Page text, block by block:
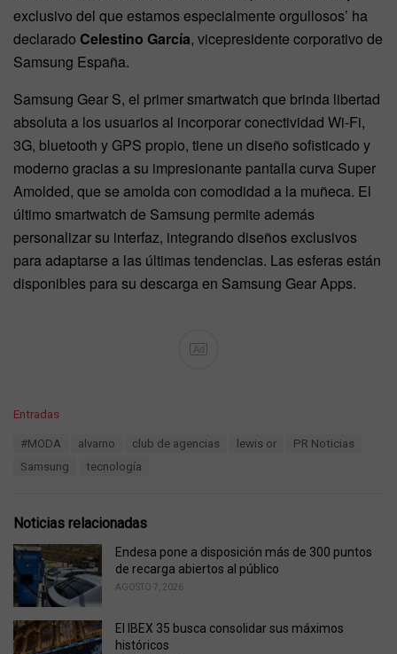
exclusivo del que estamos especialmente orgullosos’ ha
declarado Celestino García, vicepresidente corporativo de
Samsung España.
Samsung Gear S, el primer smartwatch que brinda libertad
absoluta a los usuarios al incorporar conectividad Wi-Fi,
3G, bluetooth y GPS propio, tiene un diseño sofisticado y
moderno gracias a su impresionante pantalla curva Super
Amolded, que se amolda con comodidad a la muñeca. El
último smartwatch de Samsung permite además
personalizar su interfaz, integrando diseños exclusivos
para adaptarse a las últimas tendencias. Las esferas están
disponibles para su descarga en Samsung Gear Apps.
Ad
C
i
e
s
:
Entradas
#MODA alvarno club de agencias lewis or
PR Noticias
Samsung
tecnología
Noticias relacionadas
Endesa pone a disposición más de 300 puntos
de recarga abiertos al público
AGOSTO 7, 2026
El IBEX 35 busca consolidar sus máximos
históricos